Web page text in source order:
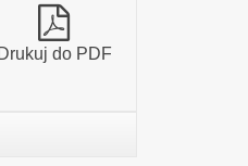
Drukuj do PDF